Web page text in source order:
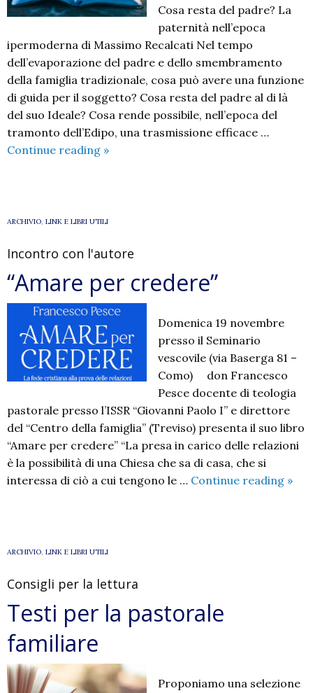
Cosa resta del padre? La
paternità nell’epoca
ipermoderna di Massimo Recalcati Nel tempo
dell’evaporazione del padre e dello smembramento
della famiglia tradizionale, cosa può avere una funzione
di guida per il soggetto? Cosa resta del padre al di là
del suo Ideale? Cosa rende possibile, nell’epoca del
tramonto dell’Edipo, una trasmissione efficace …
Continue reading Testi
familiare
»
ARCHIVIO, LINK E LIBRI UTILI
Incontro con l'autore
“Amare per credere”
Domenica 19 novembre
presso il Seminario
vescovile (via Baserga 81 –
Como) don Francesco
Pesce docente di teologia
pastorale presso l’ISSR “Giovanni Paolo I” e direttore
del “Centro della famiglia” (Treviso) presenta il suo libro
“Amare per credere” “La presa in carico delle relazioni
è la possibilità di una Chiesa che sa di casa, che si
interessa di ciò a cui tengono le … Continue reading »
ARCHIVIO, LINK E LIBRI UTILI
Consigli per la lettura
Testi per la pastorale
familiare
Proponiamo una selezione